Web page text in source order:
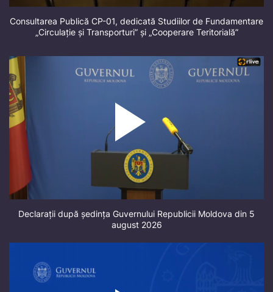
Consultarea Publică CP-01, dedicată Studiilor de Fundamentare
„Circulație și Transporturi” și „Cooperare Teritorială”
Declarații după ședința Guvernului Republicii Moldova din 5
august 2026